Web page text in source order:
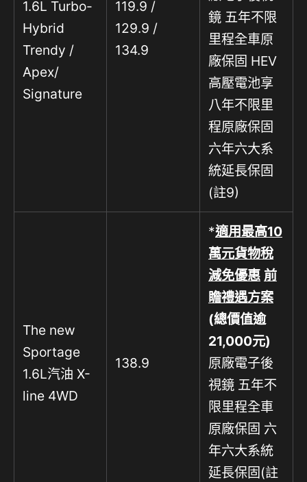
1.6L Turbo-
Hybrid
Trendy /
Apex/
Signature
119.9 /
129.9 /
134.9
鏡 五年不限
里程全車原
廠保固 HEV
高壓電池享
八年不限里
程原廠保固
六年六大系
統延長保固
(註9)
The new
Sportage
1.6L汽油 X-
line 4WD
138.9
*適用最高10
萬元貨物稅
減免優惠 前
瞻禮遇方案
(總價值逾
21,000元)
原廠電子後
視鏡 五年不
限里程全車
原廠保固 六
年六大系統
延長保固(註